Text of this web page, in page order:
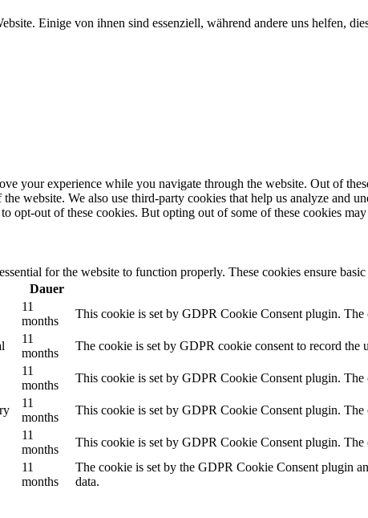
Einige von ihnen sind essenziell, während andere uns helfen,
your experience while you navigate through the website. Out of
website. We also use third-party cookies that help us analyze and
opt-out of these cookies. But opting out of some of these cookies
for the website to function properly. These cookies ensure
Dauer
11
months
This cookie is set by GDPR Cookie Consent plugin.
11
months
The cookie is set by GDPR cookie consent to record
11
months
This cookie is set by GDPR Cookie Consent plugin. The
11
months
This cookie is set by GDPR Cookie Consent plugin. The
11
months
This cookie is set by GDPR Cookie Consent plugin. The
11
months
The cookie is set by the GDPR Cookie Consent plugin
data.